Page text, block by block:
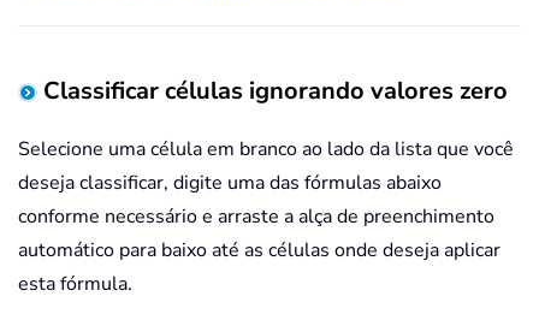
Classificar células ignorando valores zero
Selecione uma célula em branco ao lado da lista que você
deseja classificar, digite uma das fórmulas abaixo
conforme necessário e arraste a alça de preenchimento
automático para baixo até as células onde deseja aplicar
esta fórmula.